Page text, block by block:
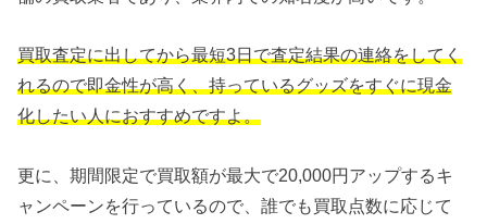
買取査定に出してから最短3日で査定結果の連絡をしてく
れるので即金性が高く、持っているグッズをすぐに現金
化したい人におすすめですよ。
更に、期間限定で買取額が最大で20,000円アップするキ
ャンペーンを行っているので、誰でも買取点数に応じて